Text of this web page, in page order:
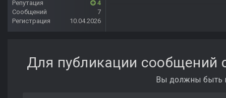
Репутация
4
Сообщений
7
Регистрация
10.04.2026
Для публикации сообщений
Вы должны быть